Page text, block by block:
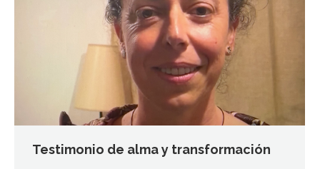
Testimonio de alma y transformación